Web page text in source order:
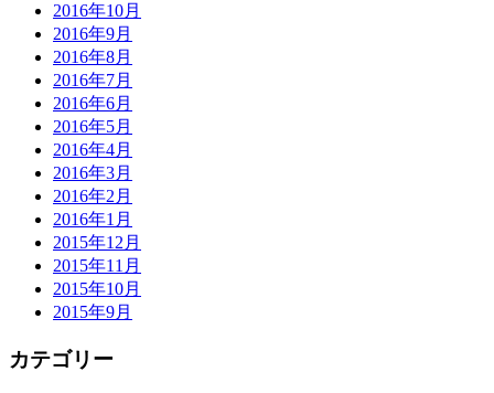
2016年10月
2016年9月
2016年8月
2016年7月
2016年6月
2016年5月
2016年4月
2016年3月
2016年2月
2016年1月
2015年12月
2015年11月
2015年10月
2015年9月
カテゴリー